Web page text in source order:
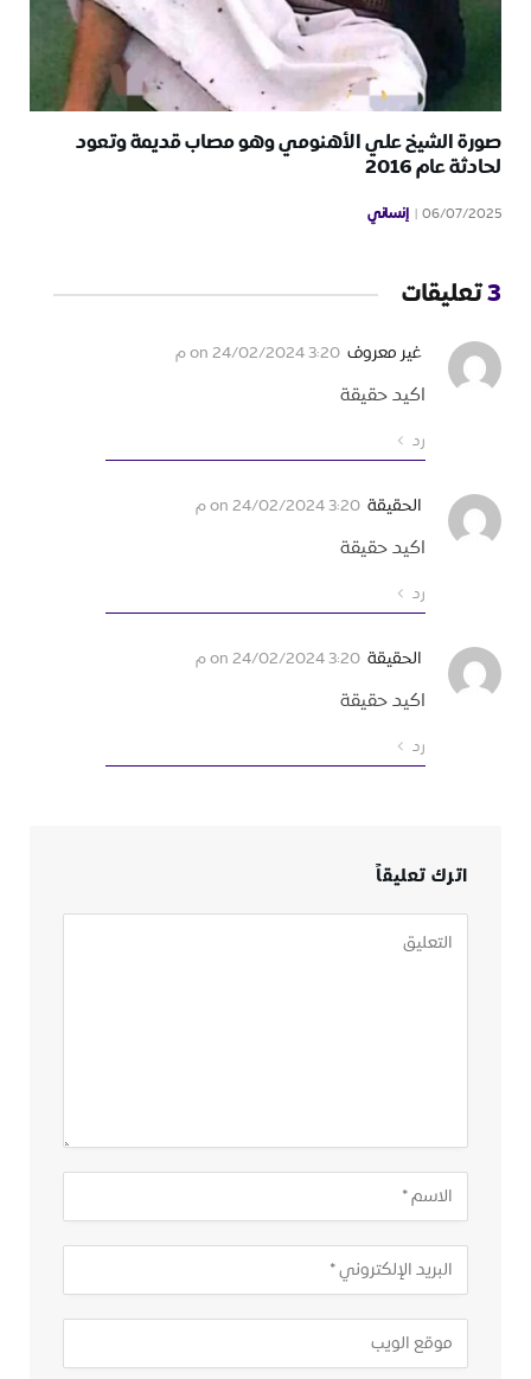
صورة الشيخ علي الأهنومي وهو مصاب قديمة وتعود
لحادثة عام 2016
06/07/2025 إنساني
3تعليقات
غير معروف 24/02/2024 3:20 م
اكيد حقيقة
رد
الحقيقة 24/02/2024 3:20 م
اكيد حقيقة
رد
الحقيقة 24/02/2024 3:20 م
اكيد حقيقة
رد
اترك تعليقاً